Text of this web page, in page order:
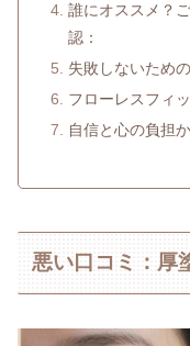
誰にオススメ？
認：
失敗しないため
フローレスフィ
自信と心の負担
悪い口コミ：厚